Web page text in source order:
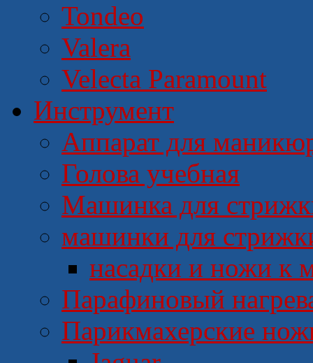
Tondeo
Valera
Velecta Paramount
Инструмент
Аппарат для
Голова учебная
Машинка для
машинки для
насадки и ножи к
Парафиновый
Парикмахерские